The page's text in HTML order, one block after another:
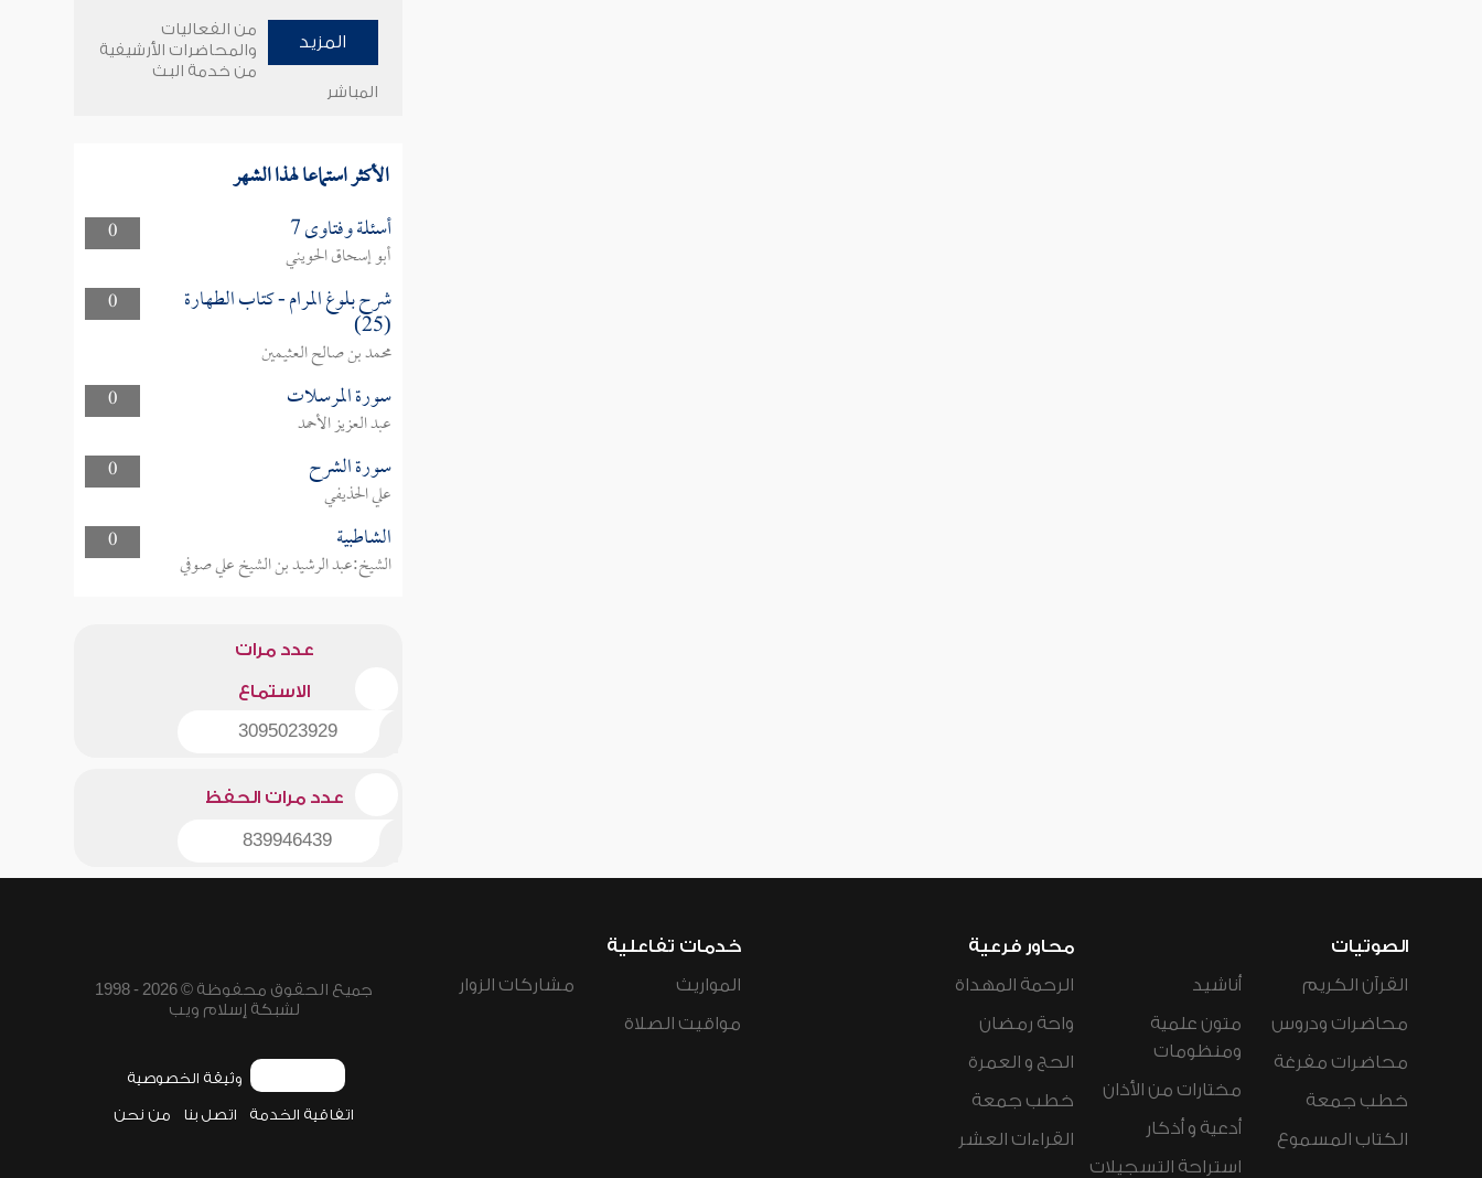
المزيد
من الفعاليات
والمحاضرات الأرشيفية
من خدمة البث
المباشر
الأكثر استماعا لهذا الشهر
0 أسئلة وفتاوى 7
أبو إسحاق الحويني
0
شرح بلوغ المرام - كتاب الطهارة
(25)
محمد بن صالح العثيمين
0
سورة المرسلات
عبد العزيز الأحمد
0
سورة الشرح
علي الحذيفي
0
الشاطبية
الشيخ:عبد الرشيد بن الشيخ علي صوفي
عدد مرات
الاستماع
3095023929
عدد مرات الحفظ
839946439
الصوتيات
القرآن الكريم
محاضرات ودروس
محاضرات مفرغة
خطب جمعة
الكتاب المسموع
أناشيد
متون علمية
ومنظومات
مختارات من الأذان
أدعية و أذكار
استراحة التسجيلات
محاور فرعية
الرحمة المهداة
واحة رمضان
الحج و العمرة
خطب جمعة
القراءات العشر
خدمات تفاعلية
المواريث
مواقيت الصلاة
مشاركات الزوار
جميع الحقوق محفوظة © 2026 - 1998
لشبكة إسلام ويب
وثيقة الخصوصية
اتفاقية الخدمة اتصل بنا من نحن